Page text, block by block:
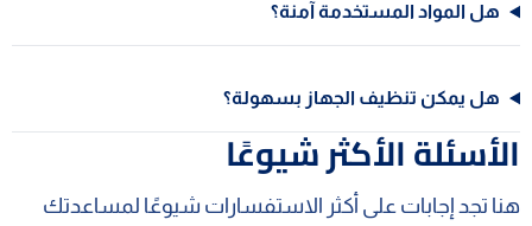
هل المواد المستخدمة آمنة؟
هل يمكن تنظيف الجهاز بسهولة؟
الأسئلة الأكثر شيوعًا
هنا تجد إجابات على أكثر الاستفسارات شيوعًا لمساعدتك